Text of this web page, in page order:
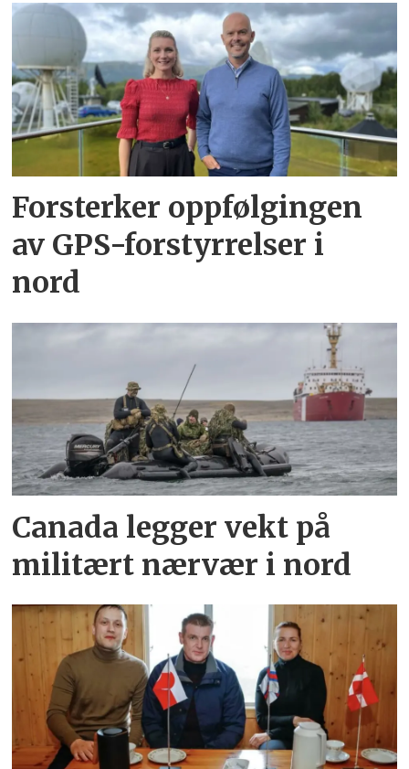
Forsterker oppfølgingen
av GPS-forstyrrelser i
nord
Canada legger vekt på
militært nærvær i nord